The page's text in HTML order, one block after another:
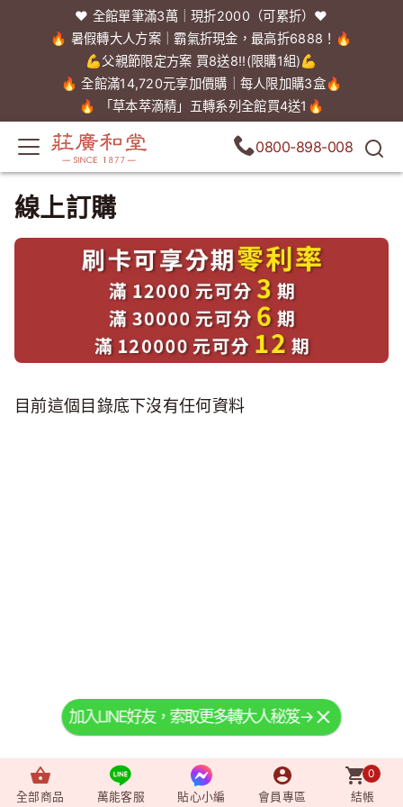
❤️ 全館單筆滿3萬｜現折2000（可累折）❤️
🔥 暑假轉大人方案｜霸氣折現金，最高折6888！🔥
💪父親節限定方案 買8送8!!(限購1組)💪
🔥 全館滿14,720元享加價購｜每人限加購3盒🔥
🔥 「草本萃滴精」五轉系列全館買4送1🔥
0800-898-008
線上訂購
目前這個目錄底下沒有任何資料
加入LINE好友，索取更多轉大人秘笈→
全部商品 萬能客服 貼心小編 會員專區
0
結帳